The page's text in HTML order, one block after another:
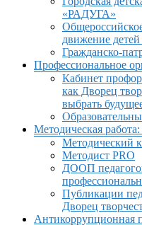
«РАДУГА»
движение
Гражданско-
Профессиональное
Кабинет
как Дворец
выбрать
Методическая
Методический
Методист PRO
ДООП
Публикации
Дворец
Антикоррупционная